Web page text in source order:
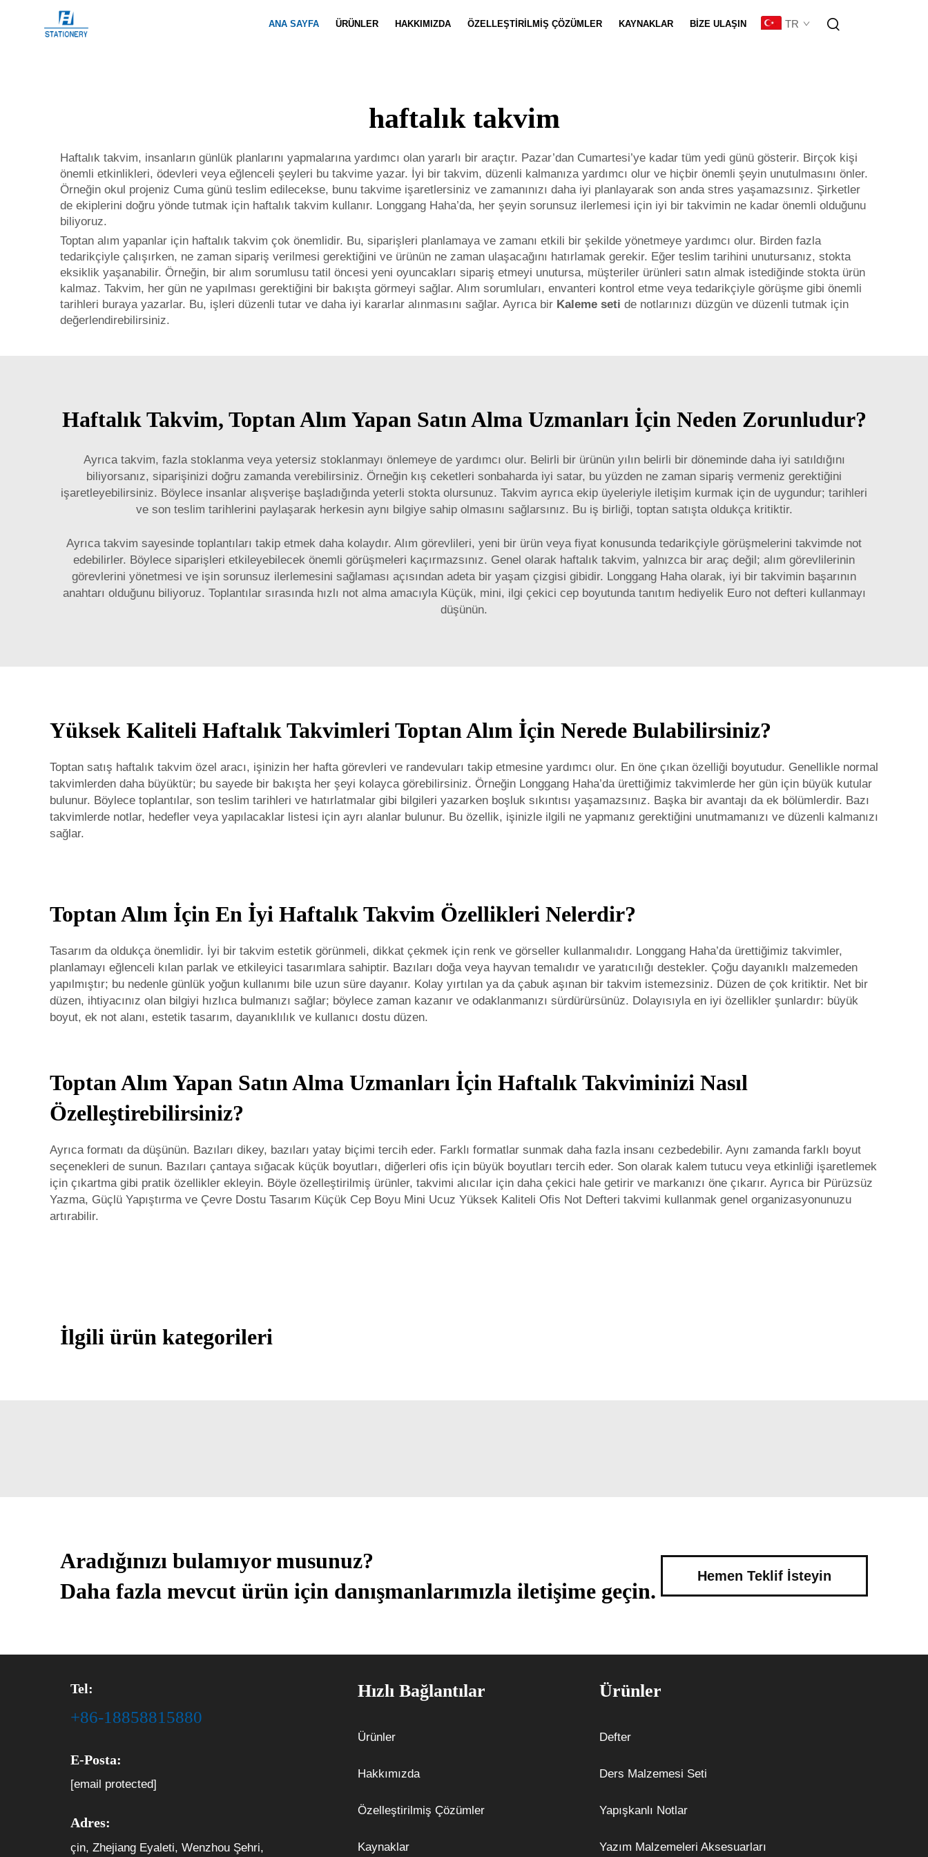
ANA SAYFA ÜRÜNLER HAKKIMIZDA ÖZELLEŞTIRILMIŞ ÇÖZÜMLER KAYNAKLAR BIZE ULAŞIN TR
haftalık takvim
Haftalık takvim, insanların günlük planlarını yapmalarına yardımcı olan yararlı bir araçtır. Pazar’dan Cumartesi’ye kadar tüm yedi günü gösterir. Birçok kişi
önemli etkinlikleri, ödevleri veya eğlenceli şeyleri bu takvime yazar. İyi bir takvim, düzenli kalmanıza yardımcı olur ve hiçbir önemli şeyin unutulmasını önler.
Örneğin okul projeniz Cuma günü teslim edilecekse, bunu takvime işaretlersiniz ve zamanınızı daha iyi planlayarak son anda stres yaşamazsınız. Şirketler
de ekiplerini doğru yönde tutmak için haftalık takvim kullanır. Longgang Haha’da, her şeyin sorunsuz ilerlemesi için iyi bir takvimin ne kadar önemli olduğunu
biliyoruz.
Toptan alım yapanlar için haftalık takvim çok önemlidir. Bu, siparişleri planlamaya ve zamanı etkili bir şekilde yönetmeye yardımcı olur. Birden fazla
tedarikçiyle çalışırken, ne zaman sipariş verilmesi gerektiğini ve ürünün ne zaman ulaşacağını hatırlamak gerekir. Eğer teslim tarihini unutursanız, stokta
eksiklik yaşanabilir. Örneğin, bir alım sorumlusu tatil öncesi yeni oyuncakları sipariş etmeyi unutursa, müşteriler ürünleri satın almak istediğinde stokta ürün
kalmaz. Takvim, her gün ne yapılması gerektiğini bir bakışta görmeyi sağlar. Alım sorumluları, envanteri kontrol etme veya tedarikçiyle görüşme gibi önemli
tarihleri buraya yazarlar. Bu, işleri düzenli tutar ve daha iyi kararlar alınmasını sağlar. Ayrıca bir Kaleme seti de notlarınızı düzgün ve düzenli tutmak için
değerlendirebilirsiniz.
Haftalık Takvim, Toptan Alım Yapan Satın Alma Uzmanları İçin Neden Zorunludur?
Ayrıca takvim, fazla stoklanma veya yetersiz stoklanmayı önlemeye de yardımcı olur. Belirli bir ürünün yılın belirli bir döneminde daha iyi satıldığını
biliyorsanız, siparişinizi doğru zamanda verebilirsiniz. Örneğin kış ceketleri sonbaharda iyi satar, bu yüzden ne zaman sipariş vermeniz gerektiğini
işaretleyebilirsiniz. Böylece insanlar alışverişe başladığında yeterli stokta olursunuz. Takvim ayrıca ekip üyeleriyle iletişim kurmak için de uygundur; tarihleri
ve son teslim tarihlerini paylaşarak herkesin aynı bilgiye sahip olmasını sağlarsınız. Bu iş birliği, toptan satışta oldukça kritiktir.
Ayrıca takvim sayesinde toplantıları takip etmek daha kolaydır. Alım görevlileri, yeni bir ürün veya fiyat konusunda tedarikçiyle görüşmelerini takvimde not
edebilirler. Böylece siparişleri etkileyebilecek önemli görüşmeleri kaçırmazsınız. Genel olarak haftalık takvim, yalnızca bir araç değil; alım görevlilerinin
görevlerini yönetmesi ve işin sorunsuz ilerlemesini sağlaması açısından adeta bir yaşam çizgisi gibidir. Longgang Haha olarak, iyi bir takvimin başarının
anahtarı olduğunu biliyoruz. Toplantılar sırasında hızlı not alma amacıyla Küçük, mini, ilgi çekici cep boyutunda tanıtım hediyelik Euro not defteri kullanmayı
düşünün.
Yüksek Kaliteli Haftalık Takvimleri Toptan Alım İçin Nerede Bulabilirsiniz?
Toptan satış haftalık takvim özel aracı, işinizin her hafta görevleri ve randevuları takip etmesine yardımcı olur. En öne çıkan özelliği boyutudur. Genellikle normal
takvimlerden daha büyüktür; bu sayede bir bakışta her şeyi kolayca görebilirsiniz. Örneğin Longgang Haha’da ürettiğimiz takvimlerde her gün için büyük kutular
bulunur. Böylece toplantılar, son teslim tarihleri ve hatırlatmalar gibi bilgileri yazarken boşluk sıkıntısı yaşamazsınız. Başka bir avantajı da ek bölümlerdir. Bazı
takvimlerde notlar, hedefler veya yapılacaklar listesi için ayrı alanlar bulunur. Bu özellik, işinizle ilgili ne yapmanız gerektiğini unutmamanızı ve düzenli kalmanızı
sağlar.
Toptan Alım İçin En İyi Haftalık Takvim Özellikleri Nelerdir?
Tasarım da oldukça önemlidir. İyi bir takvim estetik görünmeli, dikkat çekmek için renk ve görseller kullanmalıdır. Longgang Haha’da ürettiğimiz takvimler,
planlamayı eğlenceli kılan parlak ve etkileyici tasarımlara sahiptir. Bazıları doğa veya hayvan temalıdır ve yaratıcılığı destekler. Çoğu dayanıklı malzemeden
yapılmıştır; bu nedenle günlük yoğun kullanımı bile uzun süre dayanır. Kolay yırtılan ya da çabuk aşınan bir takvim istemezsiniz. Düzen de çok kritiktir. Net bir
düzen, ihtiyacınız olan bilgiyi hızlıca bulmanızı sağlar; böylece zaman kazanır ve odaklanmanızı sürdürürsünüz. Dolayısıyla en iyi özellikler şunlardır: büyük
boyut, ek not alanı, estetik tasarım, dayanıklılık ve kullanıcı dostu düzen.
Toptan Alım Yapan Satın Alma Uzmanları İçin Haftalık Takviminizi Nasıl
Özelleştirebilirsiniz?
Ayrıca formatı da düşünün. Bazıları dikey, bazıları yatay biçimi tercih eder. Farklı formatlar sunmak daha fazla insanı cezbedebilir. Aynı zamanda farklı boyut
seçenekleri de sunun. Bazıları çantaya sığacak küçük boyutları, diğerleri ofis için büyük boyutları tercih eder. Son olarak kalem tutucu veya etkinliği işaretlemek
için çıkartma gibi pratik özellikler ekleyin. Böyle özelleştirilmiş ürünler, takvimi alıcılar için daha çekici hale getirir ve markanızı öne çıkarır. Ayrıca bir Pürüzsüz
Yazma, Güçlü Yapıştırma ve Çevre Dostu Tasarım Küçük Cep Boyu Mini Ucuz Yüksek Kaliteli Ofis Not Defteri takvimi kullanmak genel organizasyonunuzu
artırabilir.
İlgili ürün kategorileri
Aradığınızı bulamıyor musunuz?
Daha fazla mevcut ürün için danışmanlarımızla iletişime geçin.
Hemen Teklif İsteyin
Tel:
+86-18858815880
E-Posta:
[email protected]
Adres:
çin, Zhejiang Eyaleti, Wenzhou Şehri,
Hızlı Bağlantılar
Ürünler
Hakkımızda
Özelleştirilmiş Çözümler
Kaynaklar
Ürünler
Defter
Ders Malzemesi Seti
Yapışkanlı Notlar
Yazım Malzemeleri Aksesuarları